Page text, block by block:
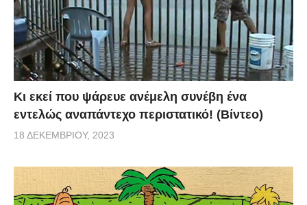
Κι εκεί που ψάρευε ανέμελη συνέβη ένα
εντελώς αναπάντεχο περιστατικό! (Βίντεο)
18 ΔΕΚΕΜΒΡΊΟΥ, 2023